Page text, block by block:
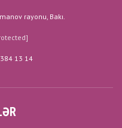
rayonu, Bakı.
13 14